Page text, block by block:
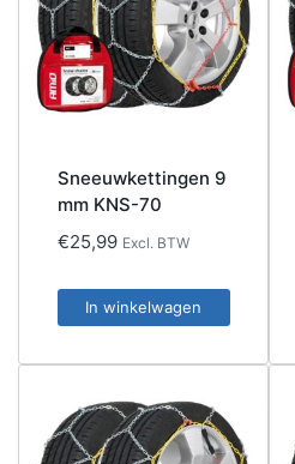
Sneeuwkettingen 9
mm KNS-70
€25,99 Excl. BTW
In winkelwagen